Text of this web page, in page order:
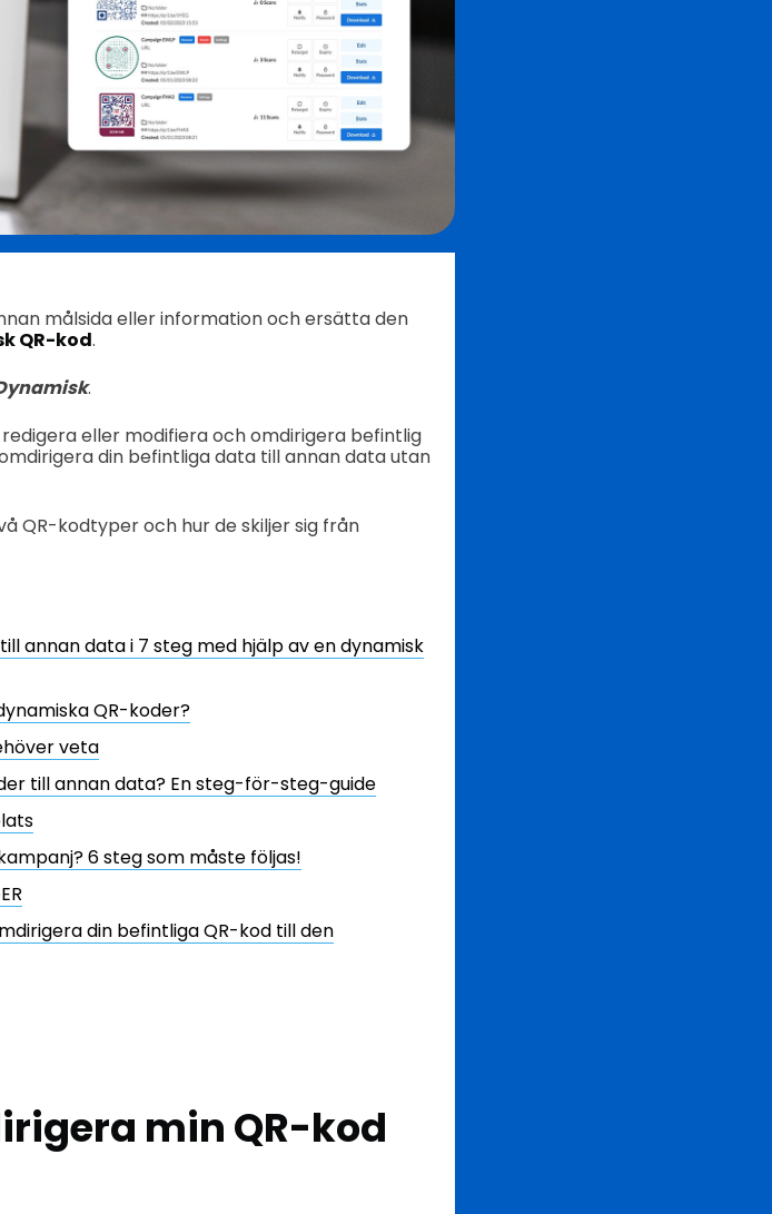
målsida eller information och ersätta den
QR-kod.
.
eller modifiera och omdirigera befintlig
din befintliga data till annan data utan
QR-kodtyper och hur de skiljer sig från
annan data i 7 steg med hjälp av en dynamisk
QR-koder?
veta
till annan data? En steg-för-steg-guide
6 steg som måste följas!
din befintliga QR-kod till den
min QR-kod